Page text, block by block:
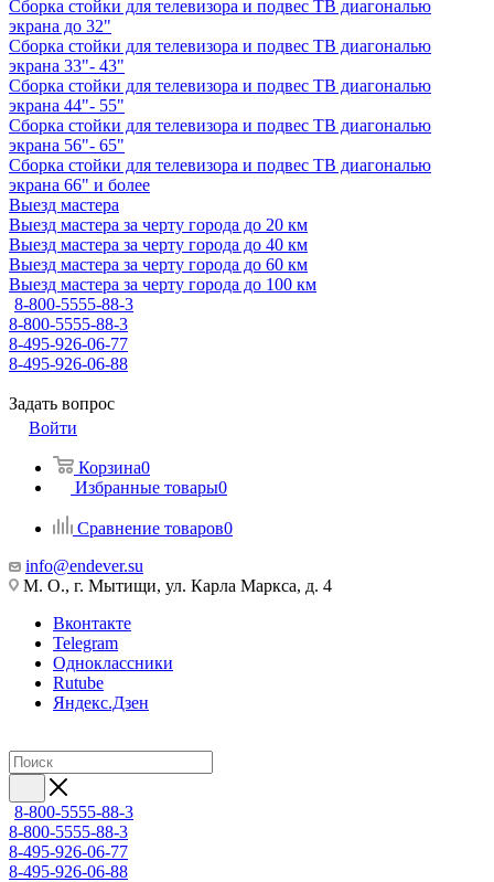
Сборка стойки для телевизора и подвес ТВ диагональю
экрана до 32"
Сборка стойки для телевизора и подвес ТВ диагональю
экрана 33"- 43"
Сборка стойки для телевизора и подвес ТВ диагональю
экрана 44"- 55"
Сборка стойки для телевизора и подвес ТВ диагональю
экрана 56"- 65"
Сборка стойки для телевизора и подвес ТВ диагональю
экрана 66" и более
Выезд мастера
Выезд мастера за черту города до 20 км
Выезд мастера за черту города до 40 км
Выезд мастера за черту города до 60 км
Выезд мастера за черту города до 100 км
8-800-5555-88-3
8-800-5555-88-3
8-495-926-06-77
8-495-926-06-88
Задать вопрос
Войти
Корзина0
Избранные товары0
Сравнение товаров0
info@endever.su
М. О., г. Мытищи, ул. Карла Маркса, д. 4
Вконтакте
Telegram
Одноклассники
Rutube
Яндекс.Дзен
8-800-5555-88-3
8-800-5555-88-3
8-495-926-06-77
8-495-926-06-88